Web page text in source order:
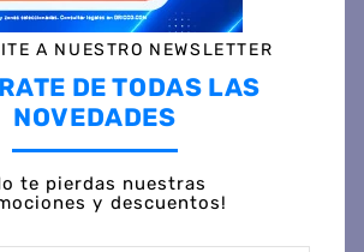
COMPRAR
A NUESTRO NEWSLETTER
DE TODAS LAS
NOVEDADES
te pierdas nuestras
y descuentos!